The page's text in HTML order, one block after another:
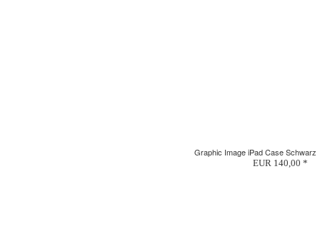
Graphic Image iPad Case Schwarz
EUR 140,00 *